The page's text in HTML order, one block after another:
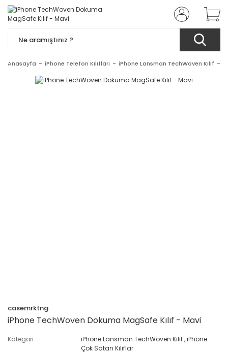
Anasayfa iPhone Telefon Kılıfları iPhone Lansman TechWoven Kılıf
casemrktng
iPhone TechWoven Dokuma MagSafe Kılıf - Mavi
Kategori iPhone Lansman TechWoven Kılıf,iPhone
Çok Satan Kılıflar